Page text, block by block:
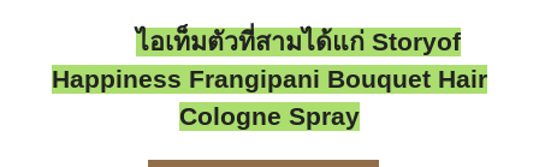
ไอเท็มตัวที่สามได้แก่ Storyof
Happiness Frangipani Bouquet Hair
Cologne Spray